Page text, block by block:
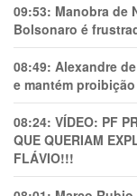
09:53: Manobra de
Bolsonaro é
08:49: Alexandre
e mantém
08:24: VÍDEO: PF
QUE QUERIAM
FLÁVIO!!!